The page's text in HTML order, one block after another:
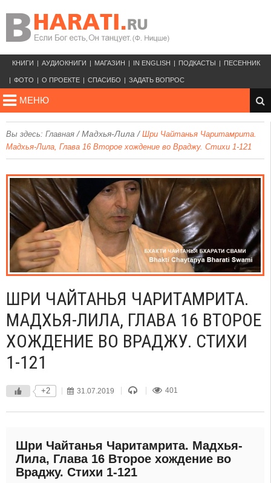
КНИГИ АУДИОКНИГИ МАГАЗИН IN ENGLISH ПОДКАСТЫ ПЕСЕННИК
ФОТО О ПРОЕКТЕ СПАСИБО ЗАДАТЬ ВОПРОС
МЕНЮ
Вы здесь: Главная /Мадхья-Лила / Шри Чайтанья Чаритамрита.
Мадхья-Лила, Глава 16 Второе хождение во Враджу. Стихи 1-121
ШРИ ЧАЙТАНЬЯ ЧАРИТАМРИТА.
МАДХЬЯ-ЛИЛА, ГЛАВА 16 ВТОРОЕ
ХОЖДЕНИЕ ВО ВРАДЖУ. СТИХИ
1-121
+2 31.07.2019 401
Шри Чайтанья Чаритамрита. Мадхья-
Лила, Глава 16 Второе хождение во
Враджу. Стихи 1-121